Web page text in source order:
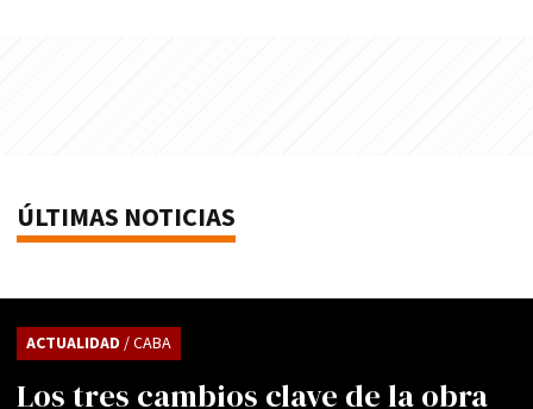
ÚLTIMAS NOTICIAS
Los tres cambios clave de la obra
ACTUALIDAD / CABA